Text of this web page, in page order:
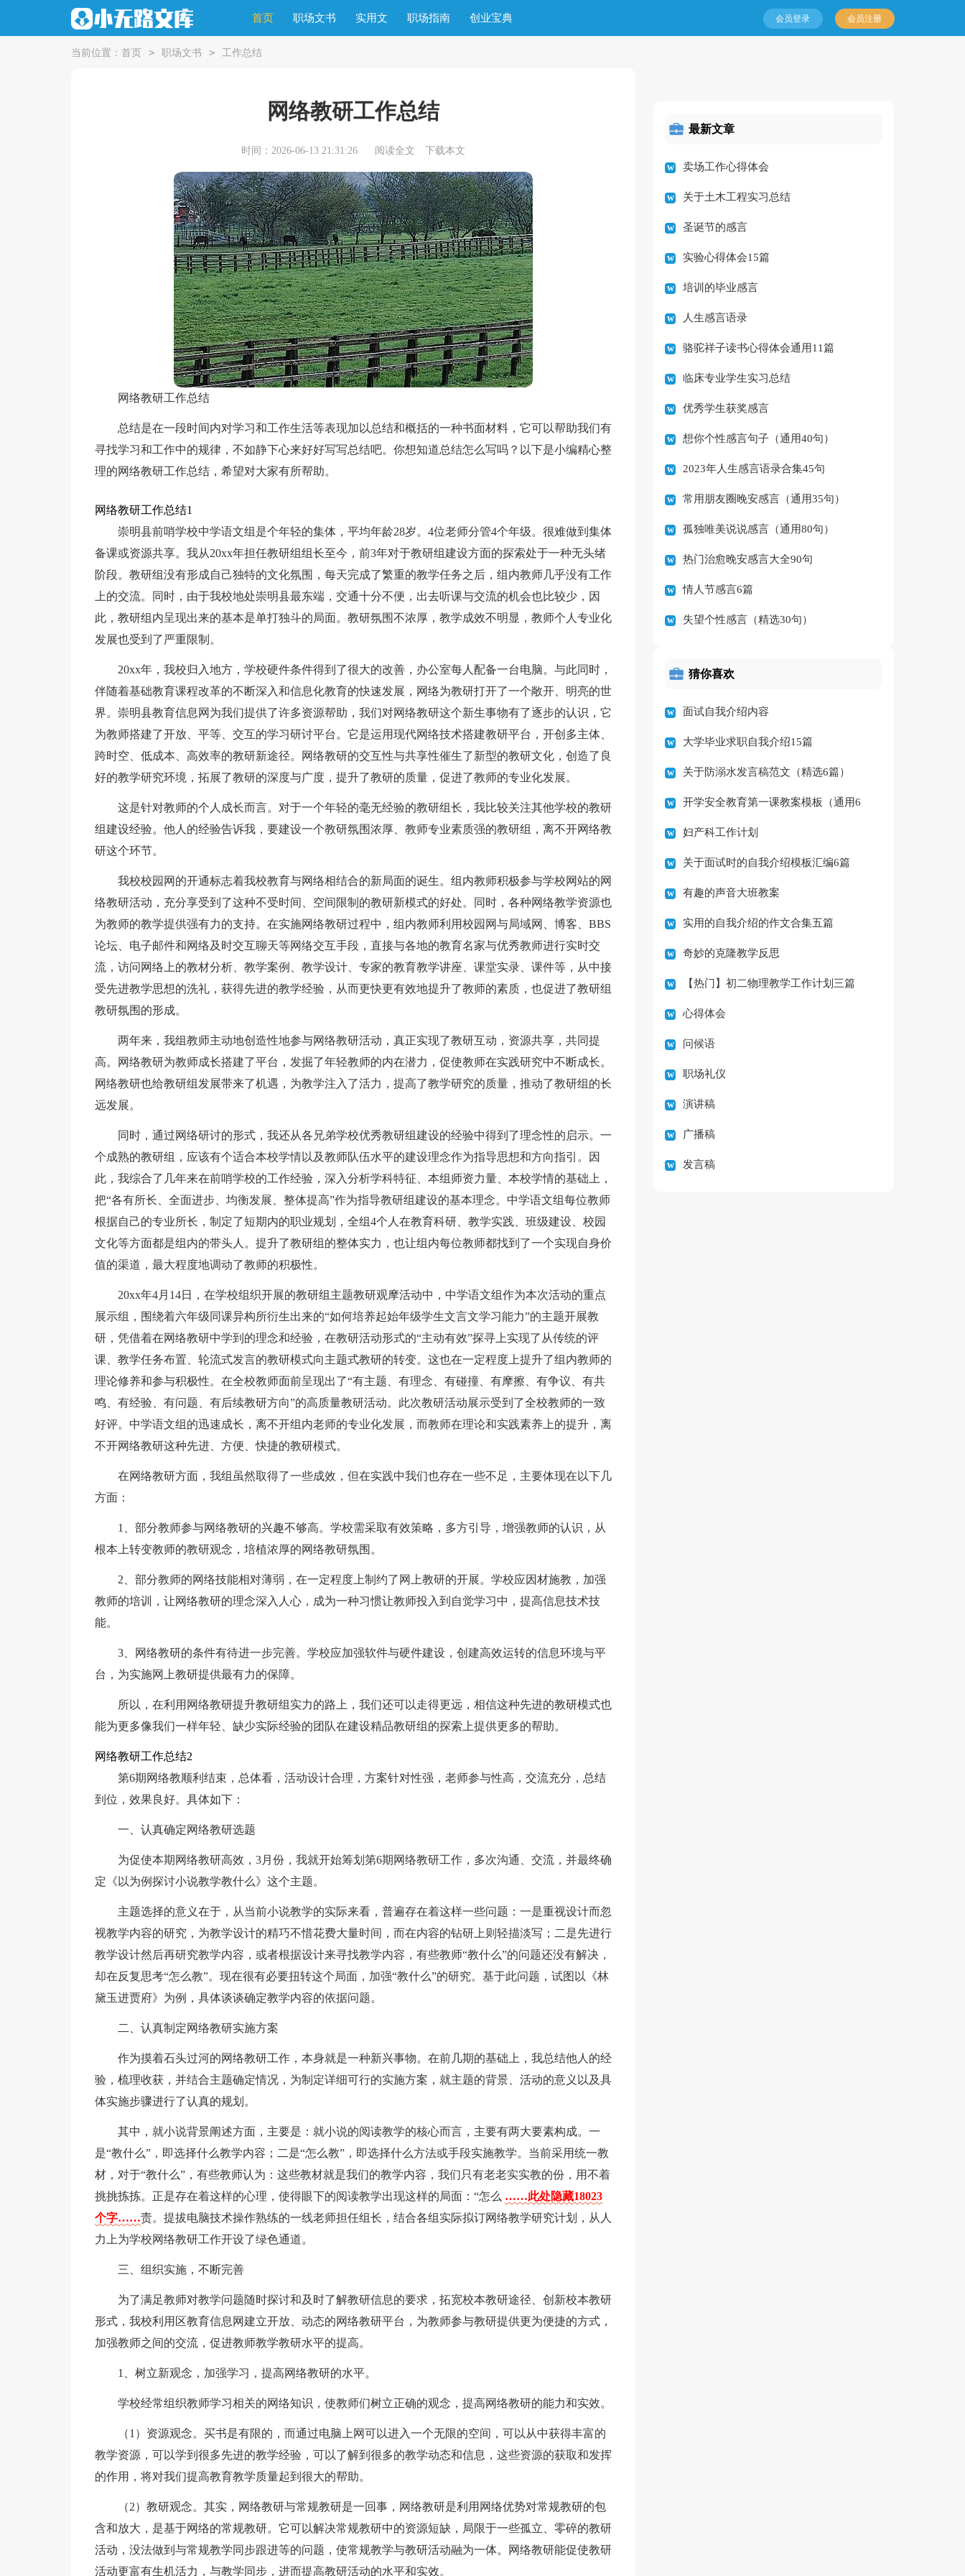
首页 职场文书 实用文 职场指南 创业宝典 会员登录 会员注册
当前位置： 首页 > 职场文书 > 工作总结
网络教研工作总结
时间：2026-06-13 21:31:26 阅读全文 下载本文
网络教研工作总结
总结是在一段时间内对学习和工作生活等表现加以总结和概括的一种书面材料，它可以帮助我们有
寻找学习和工作中的规律，不如静下心来好好写写总结吧。你想知道总结怎么写吗？以下是小编精心整
理的网络教研工作总结，希望对大家有所帮助。
网络教研工作总结1
崇明县前哨学校中学语文组是个年轻的集体，平均年龄28岁。4位老师分管4个年级。很难做到集体
备课或资源共享。我从20xx年担任教研组组长至今，前3年对于教研组建设方面的探索处于一种无头绪
阶段。教研组没有形成自己独特的文化氛围，每天完成了繁重的教学任务之后，组内教师几乎没有工作
上的交流。同时，由于我校地处崇明县最东端，交通十分不便，出去听课与交流的机会也比较少，因
此，教研组内呈现出来的基本是单打独斗的局面。教研氛围不浓厚，教学成效不明显，教师个人专业化
发展也受到了严重限制。
20xx年，我校归入地方，学校硬件条件得到了很大的改善，办公室每人配备一台电脑。与此同时，
伴随着基础教育课程改革的不断深入和信息化教育的快速发展，网络为教研打开了一个敞开、明亮的世
界。崇明县教育信息网为我们提供了许多资源帮助，我们对网络教研这个新生事物有了逐步的认识，它
为教师搭建了开放、平等、交互的学习研讨平台。它是运用现代网络技术搭建教研平台，开创多主体、
跨时空、低成本、高效率的教研新途径。网络教研的交互性与共享性催生了新型的教研文化，创造了良
好的教学研究环境，拓展了教研的深度与广度，提升了教研的质量，促进了教师的专业化发展。
这是针对教师的个人成长而言。对于一个年轻的毫无经验的教研组长，我比较关注其他学校的教研
组建设经验。他人的经验告诉我，要建设一个教研氛围浓厚、教师专业素质强的教研组，离不开网络教
研这个环节。
我校校园网的开通标志着我校教育与网络相结合的新局面的诞生。组内教师积极参与学校网站的网
络教研活动，充分享受到了这种不受时间、空间限制的教研新模式的好处。同时，各种网络教学资源也
为教师的教学提供强有力的支持。在实施网络教研过程中，组内教师利用校园网与局域网、博客、BBS
论坛、电子邮件和网络及时交互聊天等网络交互手段，直接与各地的教育名家与优秀教师进行实时交
流，访问网络上的教材分析、教学案例、教学设计、专家的教育教学讲座、课堂实录、课件等，从中接
受先进教学思想的洗礼，获得先进的教学经验，从而更快更有效地提升了教师的素质，也促进了教研组
教研氛围的形成。
两年来，我组教师主动地创造性地参与网络教研活动，真正实现了教研互动，资源共享，共同提
高。网络教研为教师成长搭建了平台，发掘了年轻教师的内在潜力，促使教师在实践研究中不断成长。
网络教研也给教研组发展带来了机遇，为教学注入了活力，提高了教学研究的质量，推动了教研组的长
远发展。
同时，通过网络研讨的形式，我还从各兄弟学校优秀教研组建设的经验中得到了理念性的启示。一
个成熟的教研组，应该有个适合本校学情以及教师队伍水平的建设理念作为指导思想和方向指引。因
此，我综合了几年来在前哨学校的工作经验，深入分析学科特征、本组师资力量、本校学情的基础上，
把“各有所长、全面进步、均衡发展、整体提高”作为指导教研组建设的基本理念。中学语文组每位教师
根据自己的专业所长，制定了短期内的职业规划，全组4个人在教育科研、教学实践、班级建设、校园
文化等方面都是组内的带头人。提升了教研组的整体实力，也让组内每位教师都找到了一个实现自身价
值的渠道，最大程度地调动了教师的积极性。
20xx年4月14日，在学校组织开展的教研组主题教研观摩活动中，中学语文组作为本次活动的重点
展示组，围绕着六年级同课异构所衍生出来的“如何培养起始年级学生文言文学习能力”的主题开展教
研，凭借着在网络教研中学到的理念和经验，在教研活动形式的“主动有效”探寻上实现了从传统的评
课、教学任务布置、轮流式发言的教研模式向主题式教研的转变。这也在一定程度上提升了组内教师的
理论修养和参与积极性。在全校教师面前呈现出了“有主题、有理念、有碰撞、有摩擦、有争议、有共
鸣、有经验、有问题、有后续教研方向”的高质量教研活动。此次教研活动展示受到了全校教师的一致
好评。中学语文组的迅速成长，离不开组内老师的专业化发展，而教师在理论和实践素养上的提升，离
不开网络教研这种先进、方便、快捷的教研模式。
在网络教研方面，我组虽然取得了一些成效，但在实践中我们也存在一些不足，主要体现在以下几
方面：
1、部分教师参与网络教研的兴趣不够高。学校需采取有效策略，多方引导，增强教师的认识，从
根本上转变教师的教研观念，培植浓厚的网络教研氛围。
2、部分教师的网络技能相对薄弱，在一定程度上制约了网上教研的开展。学校应因材施教，加强
教师的培训，让网络教研的理念深入人心，成为一种习惯让教师投入到自觉学习中，提高信息技术技
能。
3、网络教研的条件有待进一步完善。学校应加强软件与硬件建设，创建高效运转的信息环境与平
台，为实施网上教研提供最有力的保障。
所以，在利用网络教研提升教研组实力的路上，我们还可以走得更远，相信这种先进的教研模式也
能为更多像我们一样年轻、缺少实际经验的团队在建设精品教研组的探索上提供更多的帮助。
网络教研工作总结2
第6期网络教顺利结束，总体看，活动设计合理，方案针对性强，老师参与性高，交流充分，总结
到位，效果良好。具体如下：
一、认真确定网络教研选题
为促使本期网络教研高效，3月份，我就开始筹划第6期网络教研工作，多次沟通、交流，并最终确
定《以为例探讨小说教学教什么》这个主题。
主题选择的意义在于，从当前小说教学的实际来看，普遍存在着这样一些问题：一是重视设计而忽
视教学内容的研究，为教学设计的精巧不惜花费大量时间，而在内容的钻研上则轻描淡写；二是先进行
教学设计然后再研究教学内容，或者根据设计来寻找教学内容，有些教师“教什么”的问题还没有解决，
却在反复思考“怎么教”。现在很有必要扭转这个局面，加强“教什么”的研究。基于此问题，试图以《林
黛玉进贾府》为例，具体谈谈确定教学内容的依据问题。
二、认真制定网络教研实施方案
作为摸着石头过河的网络教研工作，本身就是一种新兴事物。在前几期的基础上，我总结他人的经
验，梳理收获，并结合主题确定情况，为制定详细可行的实施方案，就主题的背景、活动的意义以及具
体实施步骤进行了认真的规划。
其中，就小说背景阐述方面，主要是：就小说的阅读教学的核心而言，主要有两大要素构成。一
是“教什么”，即选择什么教学内容；二是“怎么教”，即选择什么方法或手段实施教学。当前采用统一教
材，对于“教什么”，有些教师认为：这些教材就是我们的教学内容，我们只有老老实实教的份，用不着
挑挑拣拣。正是存在着这样的心理，使得眼下的阅读教学出现这样的局面：“怎么 ……此处隐藏18023
个字……责。提拔电脑技术操作熟练的一线老师担任组长，结合各组实际拟订网络教学研究计划，从人
力上为学校网络教研工作开设了绿色通道。
三、组织实施，不断完善
为了满足教师对教学问题随时探讨和及时了解教研信息的要求，拓宽校本教研途径、创新校本教研
形式，我校利用区教育信息网建立开放、动态的网络教研平台，为教师参与教研提供更为便捷的方式，
加强教师之间的交流，促进教师教学教研水平的提高。
1、树立新观念，加强学习，提高网络教研的水平。
学校经常组织教师学习相关的网络知识，使教师们树立正确的观念，提高网络教研的能力和实效。
（1）资源观念。买书是有限的，而通过电脑上网可以进入一个无限的空间，可以从中获得丰富的
教学资源，可以学到很多先进的教学经验，可以了解到很多的教学动态和信息，这些资源的获取和发挥
的作用，将对我们提高教育教学质量起到很大的帮助。
（2）教研观念。其实，网络教研与常规教研是一回事，网络教研是利用网络优势对常规教研的包
含和放大，是基于网络的常规教研。它可以解决常规教研中的资源短缺，局限于一些孤立、零碎的教研
活动，没法做到与常规教学同步跟进等的问题，使常规教学与教研活动融为一体。网络教研能促使教研
活动更富有生机活力，与教学同步，进而提高教研活动的水平和实效。
最新文章
卖场工作心得体会
关于土木工程实习总结
圣诞节的感言
实验心得体会15篇
培训的毕业感言
人生感言语录
骆驼祥子读书心得体会通用11篇
临床专业学生实习总结
优秀学生获奖感言
想你个性感言句子（通用40句）
2023年人生感言语录合集45句
常用朋友圈晚安感言（通用35句）
孤独唯美说说感言（通用80句）
热门治愈晚安感言大全90句
情人节感言6篇
失望个性感言（精选30句）
猜你喜欢
面试自我介绍内容
大学毕业求职自我介绍15篇
关于防溺水发言稿范文（精选6篇）
开学安全教育第一课教案模板（通用6
篇）妇产科工作计划
关于面试时的自我介绍模板汇编6篇
有趣的声音大班教案
实用的自我介绍的作文合集五篇
奇妙的克隆教学反思
【热门】初二物理教学工作计划三篇
心得体会
问候语
职场礼仪
演讲稿
广播稿
发言稿